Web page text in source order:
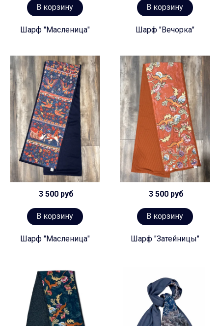
В корзину
Шарф "Масленица"
В корзину
Шарф "Вечорка"
3 500 руб
В корзину
Шарф "Масленица"
3 500 руб
В корзину
Шарф "Затейницы"